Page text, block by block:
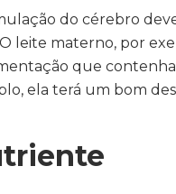
do cérebro
leite materno, por
que
ela terá um bom